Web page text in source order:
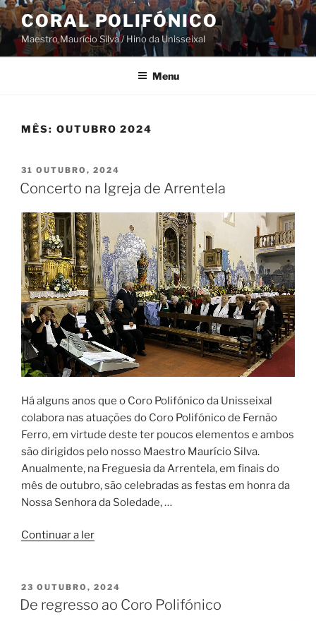
Saltar
para
o
conteúdo
CORAL POLIFÓNICO
Maestro Maurício Silva / Hino da Unisseixal
Menu
MÊS: OUTUBRO 2024
PUBLICADO
EM
31 OUTUBRO, 2024
Concerto na Igreja de Arrentela
Há alguns anos que o Coro Polifónico da Unisseixal
colabora nas atuações do Coro Polifónico de Fernão
Ferro, em virtude deste ter poucos elementos e ambos
são dirigidos pelo nosso Maestro Maurício Silva.
Anualmente, na Freguesia da Arrentela, em finais do
mês de outubro, são celebradas as festas em honra da
Nossa Senhora da Soledade, …
Continuar a ler“Concerto
de
Arrentela”
PUBLICADO
EM
23 OUTUBRO, 2024
De regresso ao Coro Polifónico